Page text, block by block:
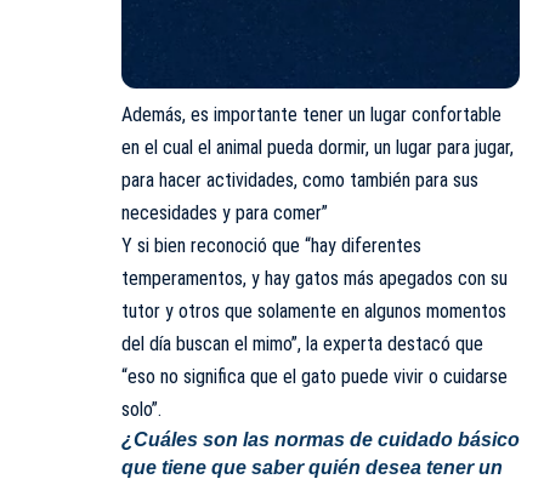
Además, es importante tener un lugar confortable
en el cual el animal pueda dormir, un lugar para jugar,
para hacer actividades, como también para sus
necesidades y para comer”
Y si bien reconoció que “hay diferentes
temperamentos, y hay gatos más apegados con su
tutor y otros que solamente en algunos momentos
del día buscan el mimo”, la experta destacó que
“eso no significa que el gato puede vivir o cuidarse
solo”.
¿Cuáles son las normas de cuidado básico
que tiene que saber quién desea tener un